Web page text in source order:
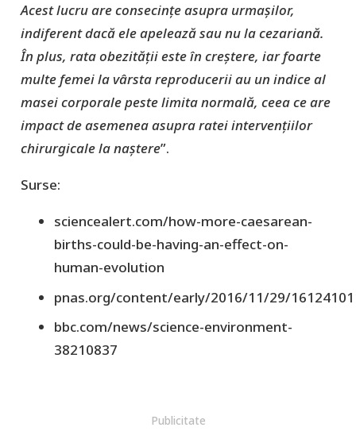
Acest lucru are consecințe asupra urmașilor,
indiferent dacă ele apelează sau nu la cezariană.
În plus, rata obezității este în creștere, iar foarte
multe femei la vârsta reproducerii au un indice al
masei corporale peste limita normală, ceea ce are
impact de asemenea asupra ratei intervențiilor
chirurgicale la naștere”.
Surse:
sciencealert.com/how-more-caesarean-
births-could-be-having-an-effect-on-
human-evolution
pnas.org/content/early/2016/11/29/
bbc.com/news/science-environment-
38210837
Publicitate